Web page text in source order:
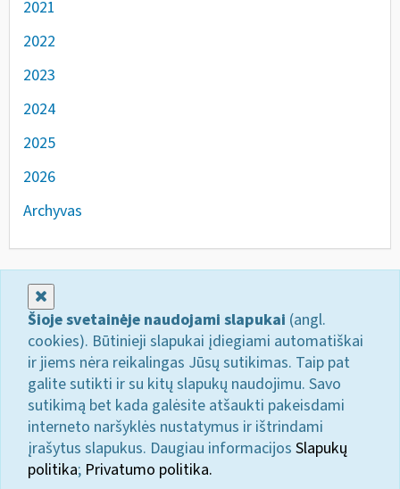
2021
2022
2023
2024
2025
2026
Archyvas
Šioje svetainėje naudojami slapukai (angl.
cookies). Būtinieji slapukai įdiegiami automatiškai
ir jiems nėra reikalingas Jūsų sutikimas. Taip pat
galite sutikti ir su kitų slapukų naudojimu. Savo
sutikimą bet kada galėsite atšaukti pakeisdami
interneto naršyklės nustatymus ir ištrindami
įrašytus slapukus. Daugiau informacijos Slapukų
politika; Privatumo politika.